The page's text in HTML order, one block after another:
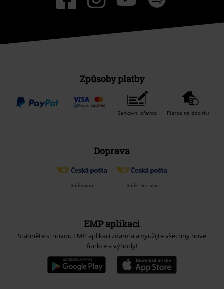
Způsoby platby
Bankovní převod Platba na dobírku
Doprava
Balíkovna Balík Do ruky
EMP aplikaci
Stáhněte si novou EMP aplikaci zdarma a využijte všechny nové
funkce a výhody!